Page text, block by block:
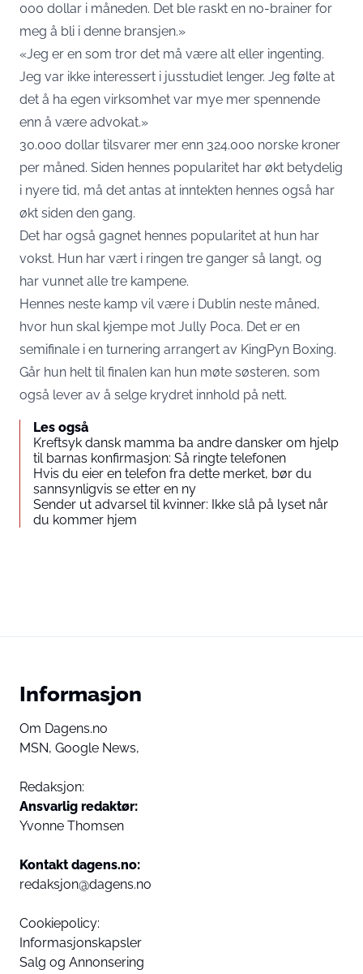
000 dollar i måneden. Det ble raskt en no-brainer for
meg å bli i denne bransjen.»
«Jeg er en som tror det må være alt eller ingenting.
Jeg var ikke interessert i jusstudiet lenger. Jeg følte at
det å ha egen virksomhet var mye mer spennende
enn å være advokat.»
30.000 dollar tilsvarer mer enn 324.000 norske kroner
per måned. Siden hennes popularitet har økt betydelig
i nyere tid, må det antas at inntekten hennes også har
økt siden den gang.
Det har også gagnet hennes popularitet at hun har
vokst. Hun har vært i ringen tre ganger så langt, og
har vunnet alle tre kampene.
Hennes neste kamp vil være i Dublin neste måned,
hvor hun skal kjempe mot Jully Poca. Det er en
semifinale i en turnering arrangert av KingPyn Boxing.
Går hun helt til finalen kan hun møte søsteren, som
også lever av å selge krydret innhold på nett.
Les også
Kreftsyk dansk mamma ba andre dansker om hjelp
til barnas konfirmasjon: Så ringte telefonen
Hvis du eier en telefon fra dette merket, bør du
sannsynligvis se etter en ny
Sender ut advarsel til kvinner: Ikke slå på lyset når
du kommer hjem
Informasjon
Om Dagens.no
MSN, Google News,
Redaksjon:
Ansvarlig redaktør:
Yvonne Thomsen
Kontakt dagens.no:
redaksjon@dagens.no
Cookiepolicy:
Informasjonskapsler
Salg og Annonsering